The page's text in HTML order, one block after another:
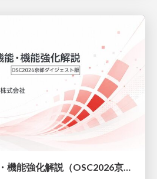
Redmine 7.0 新機能・機能強化解説（OSC2026京都ダイジェスト版）